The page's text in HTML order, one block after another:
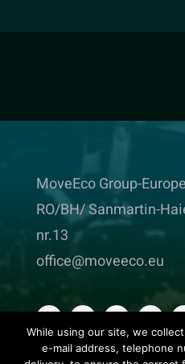
MoveEco Group-Europe
RO/BH/ Sanmartin-
nr.13
office@moveeco.eu
While using our site, we
e-mail address, telephone